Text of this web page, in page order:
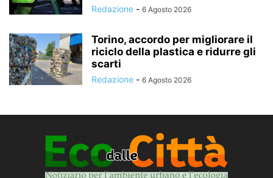
Redazione - 6 Agosto 2026
Torino, accordo per migliorare il
riciclo della plastica e ridurre gli
scarti
Redazione - 6 Agosto 2026